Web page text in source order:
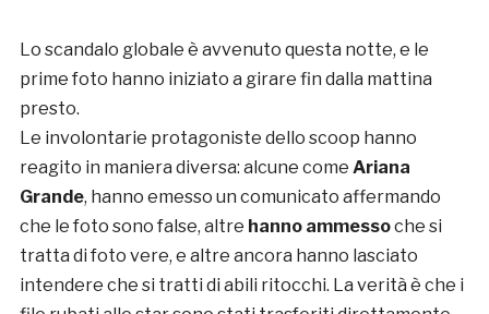
Lo scandalo globale è avvenuto questa notte, e le
prime foto hanno iniziato a girare fin dalla mattina
presto.
Le involontarie protagoniste dello scoop hanno
reagito in maniera diversa: alcune come Ariana
Grande, hanno emesso un comunicato affermando
che le foto sono false, altre hanno ammessoche si
tratta di foto vere, e altre ancora hanno lasciato
intendere che si tratti di abili ritocchi. La verità è che i